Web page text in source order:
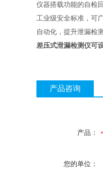
仪器搭载功能的自检
工业级安全标准，可
自动化，提升泄漏检
差压式泄漏检测仪可
产品咨询
产品：
您的单位：